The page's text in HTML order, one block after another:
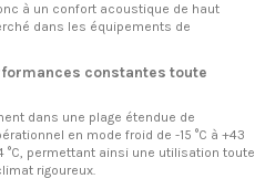
à un confort acoustique de haut
dans les équipements de
constantes toute
dans une plage étendue de
en mode froid de -15 °C à +43
°C, permettant ainsi une utilisation toute
rigoureux.